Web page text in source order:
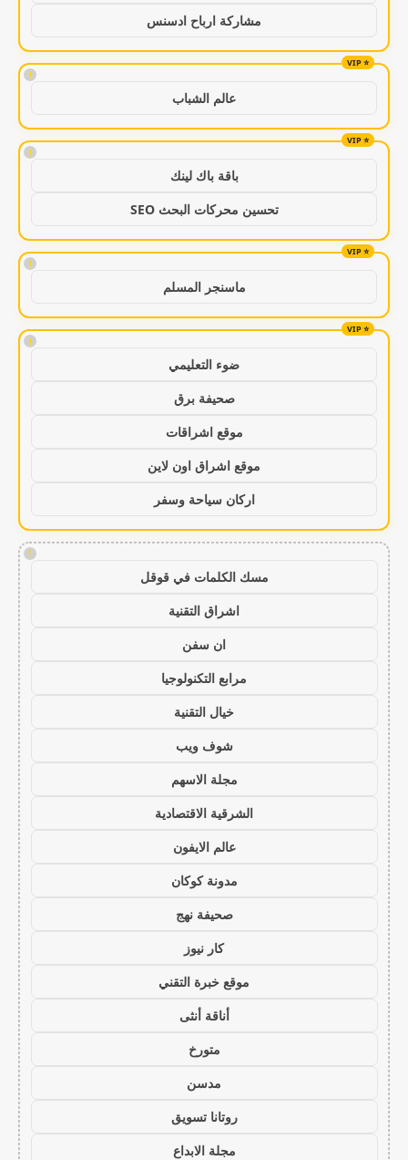
مشاركة ارباح ادسنس
!
عالم الشباب
!
باقة باك لينك
تحسين محركات البحث SEO
!
ماسنجر المسلم
!
ضوء التعليمي
صحيفة برق
موقع اشراقات
موقع اشراق اون لاين
اركان سياحة وسفر
!
مسك الكلمات في قوقل
اشراق التقنية
ان سفن
مرابع التكنولوجيا
خيال التقنية
شوف ويب
مجلة الاسهم
الشرقية الاقتصادية
عالم الايفون
مدونة كوكان
صحيفة نهج
كار نيوز
موقع خبرة التقني
أناقة أنثى
متورخ
مدسن
روتانا تسويق
مجلة الابداع